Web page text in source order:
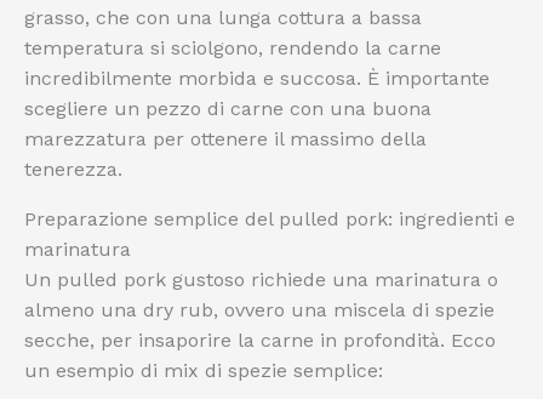
grasso, che con una lunga cottura a bassa
temperatura si sciolgono, rendendo la carne
incredibilmente morbida e succosa. È importante
scegliere un pezzo di carne con una buona
marezzatura per ottenere il massimo della
tenerezza.
Preparazione semplice del pulled pork: ingredienti e
marinatura
Un pulled pork gustoso richiede una marinatura o
almeno una dry rub, ovvero una miscela di spezie
secche, per insaporire la carne in profondità. Ecco
un esempio di mix di spezie semplice: